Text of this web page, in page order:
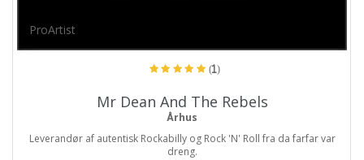
ProArtist
(1)
Mr Dean And The Rebels
Århus
Leverandør af autentisk Rockabilly og Rock 'N' Roll fra da farfar var
dreng.